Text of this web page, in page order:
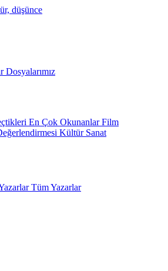
Dosyalarımız
En Çok OkunanlarFilm
Kültür Sanat
Tüm Yazarlar